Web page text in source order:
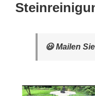
😃 Mailen